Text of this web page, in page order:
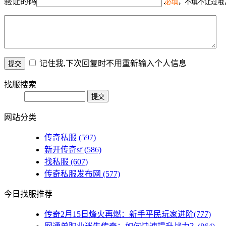
必填，不填不让过
记住我,下次回复时不用重新输入个人信息
找服搜索
网站分类
传奇私服 (597)
新开传奇sf(586)
找私服 (607)
传奇私服发布网 (577)
今日找服推荐
传奇2月15日烽火再燃：新手平民玩家进阶(777)